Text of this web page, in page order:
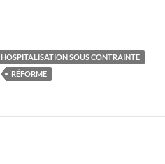
HOSPITALISATION SOUS CONTRAINTE
RÉFORME